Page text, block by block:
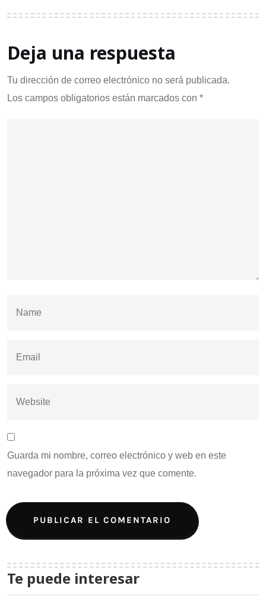
Deja una respuesta
Tu dirección de correo electrónico no será publicada.
Los campos obligatorios están marcados con *
Guarda mi nombre, correo electrónico y web en este
navegador para la próxima vez que comente.
Te puede interesar